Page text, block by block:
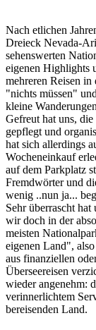
Nach etlichen
Dreieck Nevada-
sehenswerten
eigenen Highlights
mehreren Reisen
"nichts müssen"
kleine
Gefreut hat uns,
gepflegt und
hat sich allerdings
Wocheneinkauf
auf dem Parkplatz
Fremdwörter und
wenig ..nun ja...
Sehr überrascht
wir doch in der
meisten
eigenen Land",
aus finanziellen
Überseereisen
wieder angenehm:
verinnerlichtem
bereisenden Land.